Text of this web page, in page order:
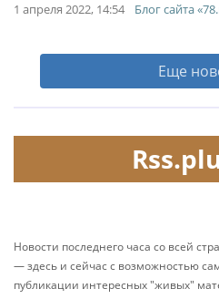
1 апреля 2022, 14:54 Блог сайта
Еще
Новости последнего часа со всей
— здесь и сейчас с возможностью
публикации интересных "живых"